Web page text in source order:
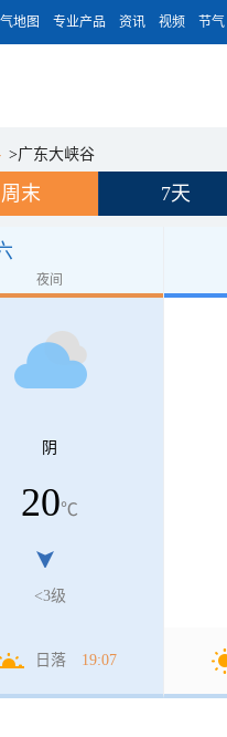
地图 专业产品 资讯 视频 节气
>广东大峡谷
周末 7天
夜间
阴
20℃
<3级
日落 19:07